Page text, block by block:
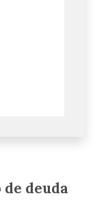
deuda